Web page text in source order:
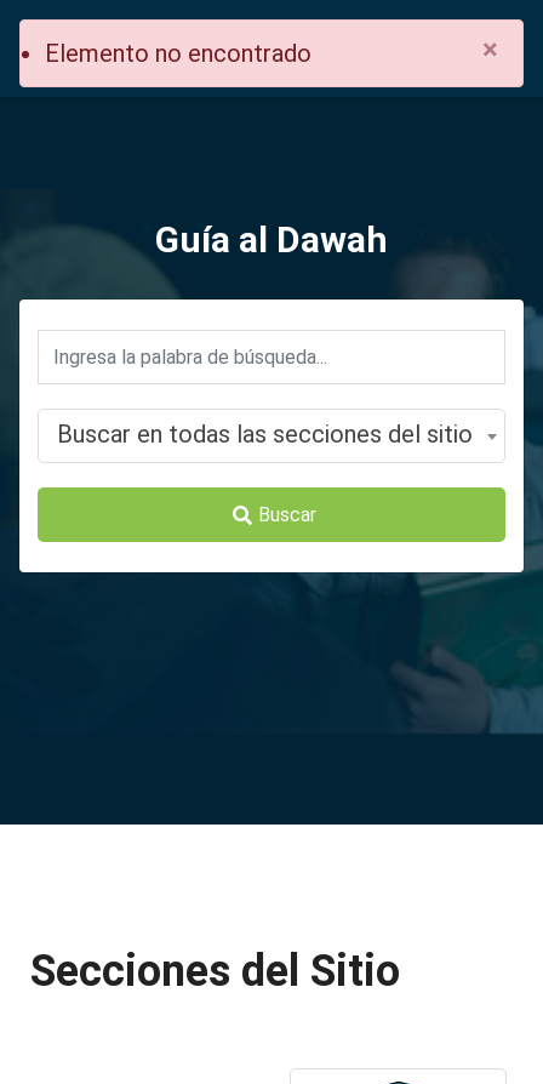
Elemento no encontrado ×
Guía al Dawah
Buscar en todas las secciones del sitio
Buscar
Secciones del Sitio